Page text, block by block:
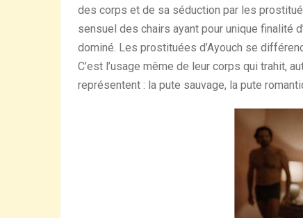
des corps et de sa séduction par les
sensuel des chairs ayant pour unique finalité
dominé. Les prostituées d’Ayouch se
C’est l’usage même de leur corps qui trahit,
représentent : la pute sauvage, la pute